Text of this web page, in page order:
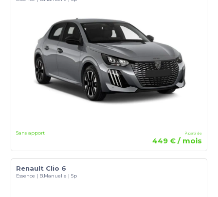
Sans apport À partir de
449 € / mois
Renault Clio 6
Essence | B.Manuelle | 5p